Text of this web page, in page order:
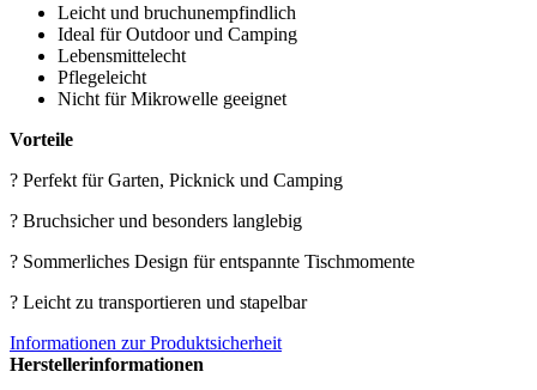
Leicht und bruchunempfindlich
Ideal für Outdoor und Camping
Lebensmittelecht
Pflegeleicht
Nicht für Mikrowelle geeignet
Vorteile
? Perfekt für Garten, Picknick und Camping
? Bruchsicher und besonders langlebig
? Sommerliches Design für entspannte Tischmomente
? Leicht zu transportieren und stapelbar
Informationen zur Produktsicherheit
Herstellerinformationen